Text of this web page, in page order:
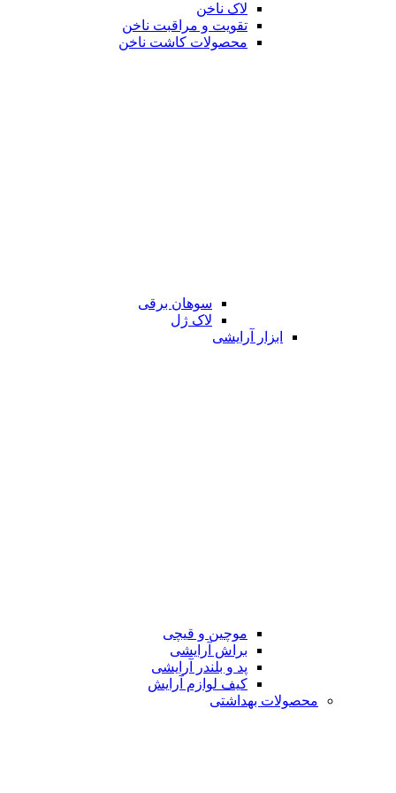
لاک ناخن
تقویت و مراقبت ناخن
محصولات کاشت ناخن
سوهان برقی
لاک ژل
ابزار آرایشی
موچین و قیچی
براش آرایشی
پد و بلندر آرایشی
کیف لوازم آرایش
محصولات بهداشتی